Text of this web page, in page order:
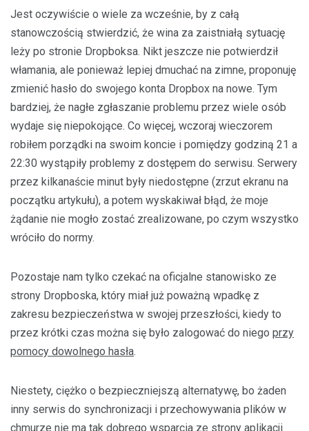
Jest oczywiście o wiele za wcześnie, by z całą
stanowczością stwierdzić, że wina za zaistniałą sytuację
leży po stronie Dropboksa. Nikt jeszcze nie potwierdził
włamania, ale ponieważ lepiej dmuchać na zimne, proponuję
zmienić hasło do swojego konta Dropbox na nowe. Tym
bardziej, że nagłe zgłaszanie problemu przez wiele osób
wydaje się niepokojące. Co więcej, wczoraj wieczorem
robiłem porządki na swoim koncie i pomiędzy godziną 21 a
22:30 wystąpiły problemy z dostępem do serwisu. Serwery
przez kilkanaście minut były niedostępne (zrzut ekranu na
początku artykułu), a potem wyskakiwał błąd, że moje
żądanie nie mogło zostać zrealizowane, po czym wszystko
wróciło do normy.
Pozostaje nam tylko czekać na oficjalne stanowisko ze
strony Dropboska, który miał już poważną wpadkę z
zakresu bezpieczeństwa w swojej przeszłości, kiedy to
przez krótki czas można się było zalogować do niego przy
pomocy dowolnego hasła.
Niestety, ciężko o bezpieczniejszą alternatywę, bo żaden
inny serwis do synchronizacji i przechowywania plików w
chmurze nie ma tak dobrego wsparcia ze strony aplikacji